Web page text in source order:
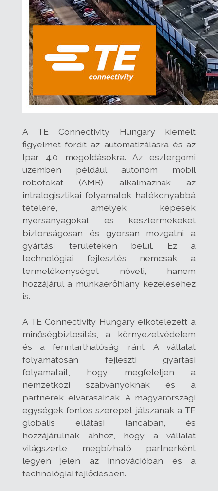
A TE Connectivity Hungary kiemelt
figyelmet fordít az automatizálásra és az
Ipar 4.0 megoldásokra. Az esztergomi
üzemben például autonóm mobil
robotokat (AMR) alkalmaznak az
intralogisztikai folyamatok hatékonyabbá
tételére, amelyek képesek
nyersanyagokat és késztermékeket
biztonságosan és gyorsan mozgatni a
gyártási területeken belül. Ez a
technológiai fejlesztés nemcsak a
termelékenységet növeli, hanem
hozzájárul a munkaerőhiány kezeléséhez
is.
A TE Connectivity Hungary elkötelezett a
minőségbiztosítás, a környezetvédelem
és a fenntarthatóság iránt. A vállalat
folyamatosan fejleszti gyártási
folyamatait, hogy megfeleljen a
nemzetközi szabványoknak és a
partnerek elvárásainak. A magyarországi
egységek fontos szerepet játszanak a TE
globális ellátási láncában, és
hozzájárulnak ahhoz, hogy a vállalat
világszerte megbízható partnerként
legyen jelen az innovációban és a
technológiai fejlődésben.